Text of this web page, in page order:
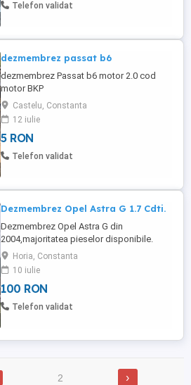
Telefon validat
dezmembrez passat b6
dezmembrez Passat b6 motor 2.0 cod
motor BKP
Castelu, Constanta
12 iulie
5 RON
Telefon validat
Dezmembrez Opel Astra G 1.7 Cdti.
Dezmembrez Opel Astra G din
2004,majoritatea pieselor disponibile.
Horia, Constanta
10 iulie
100 RON
Telefon validat
2 ›